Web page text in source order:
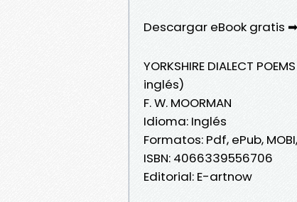
Descargar eBook gratis ➡
YORKSHIRE DIALECT
inglés)
F. W. MOORMAN
Idioma: Inglés
Formatos: Pdf, ePub,
ISBN: 4066339556706
Editorial: E-artnow